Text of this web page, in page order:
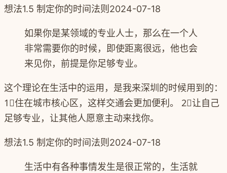
想法1.5 制定你的时间法则 2024-07-18
如果你是某领域的专业人士，那么在一个人
非常需要你的时候，即使距离很远，他也会
来见你，前提是你足够专业。
这个理论在生活中的运用，是我来深圳的时候用到的：
1⃣️住在城市核心区，这样交通会更加便利。 2⃣️让自己
足够专业，让其他人愿意主动来找你。
想法1.5 制定你的时间法则 2024-07-18
生活中有各种事情发生是很正常的，生活就